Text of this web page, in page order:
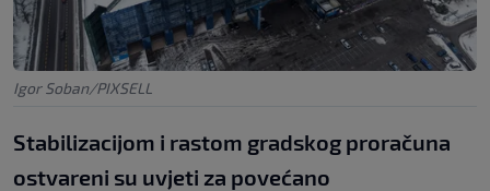
Igor Soban/PIXSELL
Stabilizacijom i rastom gradskog proračuna
ostvareni su uvjeti za povećano